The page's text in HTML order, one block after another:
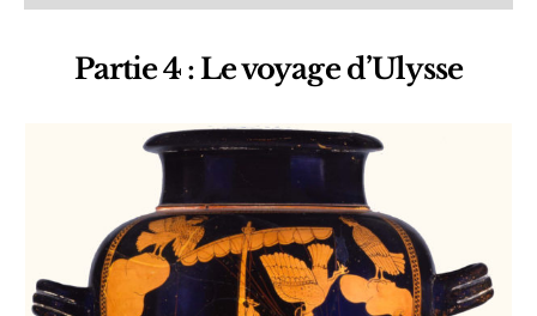
Partie 4 : Le voyage d’Ulysse